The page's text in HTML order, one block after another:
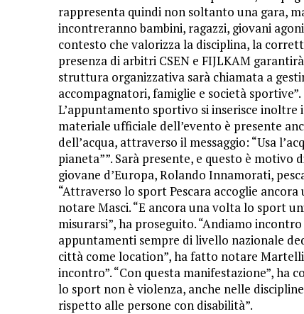
rappresenta quindi non soltanto una gara,
incontreranno bambini, ragazzi, giovani
contesto che valorizza la disciplina, la
presenza di arbitri CSEN e FIJLKAM
struttura organizzativa sarà chiamata a
accompagnatori, famiglie e società sportive”.
L’appuntamento sportivo si inserisce inoltre
materiale ufficiale dell’evento è presente
dell’acqua, attraverso il messaggio: “Usa
pianeta””. Sarà presente, e questo è
giovane d’Europa, Rolando Innamorati,
“Attraverso lo sport Pescara accoglie
notare Masci. “E ancora una volta lo sport
misurarsi”, ha proseguito. “Andiamo
appuntamenti sempre di livello nazionale
città come location”, ha fatto notare
incontro”. “Con questa manifestazione”, ha
lo sport non è violenza, anche nelle
rispetto alle persone con disabilità”.